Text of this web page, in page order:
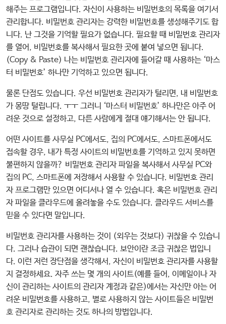
해주는 프로그램입니다. 자신이 사용하는 비밀번호의 목록을 여기서
관리합니다. 비밀번호 관리자는 강력한 비밀번호를 생성해주기도 합
니다. 난 그것을 기억할 필요가 없습니다. 필요할 때 비밀번호 관리자
를 열어, 비밀번호를 복사해서 필요한 곳에 붙여 넣으면 됩니다.
(Copy & Paste) 나는 비밀번호 관리자에 들어갈 때 사용하는 ‘마스
터 비밀번호’ 하나만 기억하고 있으면 됩니다.
물론 단점도 있습니다. 우선 비밀번호 관리자가 털리면, 내 비밀번호
가 몽땅 털립니다. ㅜㅜ 그러니 ‘마스터 비밀번호’ 하나만은 아주 어
려운 것으로 설정하고, 다른 사람에게 절대 얘기해서는 안 됩니다.
어떤 사이트를 사무실 PC에서도, 집의 PC에서도, 스마트폰에서도
접속할 경우, 내가 특정 사이트의 비밀번호를 기억하고 있지 못하면
불편하지 않을까? 비밀번호 관리자 파일을 복사해서 사무실 PC와
집의 PC, 스마트폰에 저장해서 사용할 수 있습니다. 비밀번호 관리
자 프로그램만 있으면 어디서나 열 수 있습니다. 혹은 비밀번호 관리
자 파일을 클라우드에 올려놓을 수도 있습니다. 클라우드 서비스를
믿을 수 있다면 말입니다.
비밀번호 관리자를 사용하는 것이 (외우는 것보다) 귀찮을 수 있습니
다. 그러나 습관이 되면 괜찮습니다. 보안이란 조금 귀찮은 법입니
다. 이런 저런 장단점을 생각해서, 자신이 비밀번호 관리자를 사용할
지 결정하세요. 자주 쓰는 몇 개의 사이트(예를 들어, 이메일이나 자
신이 관리하는 사이트의 관리자 계정과 같은)에서는 자신만 아는 어
려운 비밀번호를 사용하고, 별로 사용하지 않는 사이트들은 비밀번
호 관리자로 관리하는 것도 하나의 방법입니다.